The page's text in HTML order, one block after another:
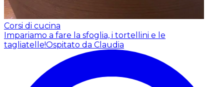
Corsi di cucina
Impariamo a fare la sfoglia, i tortellini e le
tagliatelle!Ospitato da Claudia